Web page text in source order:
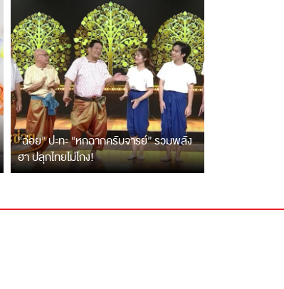
“ฉ่อย” ปะทะ “หกฉากครับจารย์” รวมพลัง
ฮา ปลุกไทยไม่โกง!